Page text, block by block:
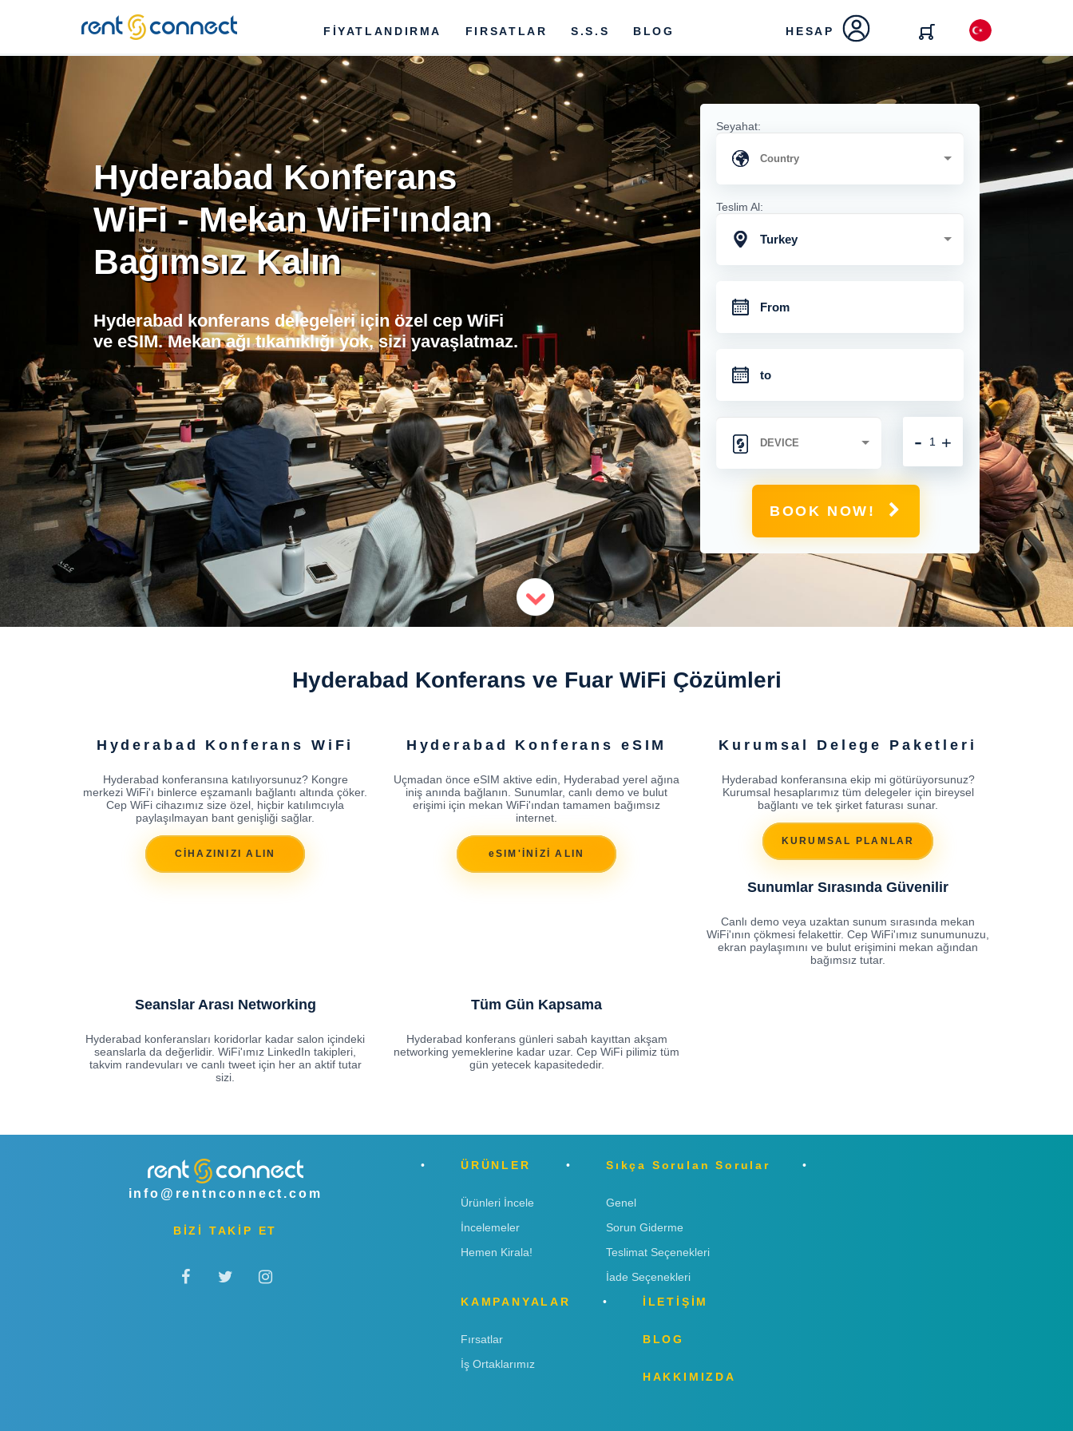
RENT'N
CONNECT
FİYATLANDIRMA FIRSATLAR S.S.S BLOG HESAP
Hyderabad Konferans
WiFi - Mekan WiFi'ından
Bağımsız Kalın
Hyderabad konferans delegeleri için özel cep WiFi
ve eSIM. Mekan ağı tıkanıklığı yok, sizi yavaşlatmaz.
Seyahat:
Teslim Al:
Turkey
+
-
BOOK NOW!
Hyderabad Konferans ve Fuar WiFi Çözümleri
Hyderabad Konferans WiFi
Hyderabad konferansına katılıyorsunuz? Kongre
merkezi WiFi'ı binlerce eşzamanlı bağlantı altında çöker.
Cep WiFi cihazımız size özel, hiçbir katılımcıyla
paylaşılmayan bant genişliği sağlar.
CİHAZINIZI ALIN
Hyderabad Konferans eSIM
Uçmadan önce eSIM aktive edin, Hyderabad yerel ağına
iniş anında bağlanın. Sunumlar, canlı demo ve bulut
erişimi için mekan WiFi'ından tamamen bağımsız
internet.
eSIM'İNİZİ ALIN
Kurumsal Delege Paketleri
Hyderabad konferansına ekip mi götürüyorsunuz?
Kurumsal hesaplarımız tüm delegeler için bireysel
bağlantı ve tek şirket faturası sunar.
KURUMSAL PLANLAR
Sunumlar Sırasında Güvenilir
Canlı demo veya uzaktan sunum sırasında mekan
WiFi'ının çökmesi felakettir. Cep WiFi'ımız sunumunuzu,
ekran paylaşımını ve bulut erişimini mekan ağından
bağımsız tutar.
Seanslar Arası Networking
Hyderabad konferansları koridorlar kadar salon içindeki
seanslarla da değerlidir. WiFi'ımız LinkedIn takipleri,
takvim randevuları ve canlı tweet için her an aktif tutar
sizi.
Tüm Gün Kapsama
Hyderabad konferans günleri sabah kayıttan akşam
networking yemeklerine kadar uzar. Cep WiFi pilimiz tüm
gün yetecek kapasitededir.
info@rentnconnect.com
BİZİ TAKİP ET
ÜRÜNLER
Ürünleri İncele
İncelemeler
Hemen Kirala!
Sıkça Sorulan Sorular
Genel
Sorun Giderme
Teslimat Seçenekleri
İade Seçenekleri
KAMPANYALAR
Fırsatlar
İş Ortaklarımız
İLETİŞİM
BLOG
HAKKIMIZDA